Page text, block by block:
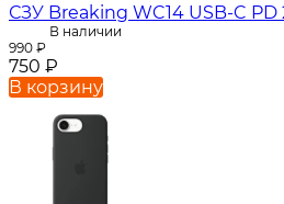
СЗУ Breaking WC14 USB-C
В наличии
990 ₽
750 ₽
В корзину